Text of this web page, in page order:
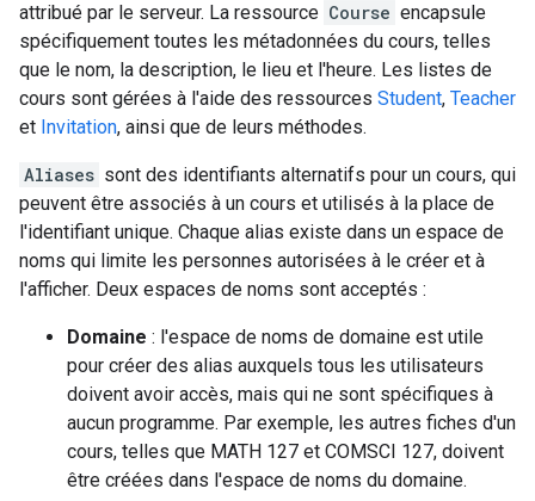
attribué par le serveur. La ressource Course encapsule
spécifiquement toutes les métadonnées du cours, telles
que le nom, la description, le lieu et l'heure. Les listes de
cours sont gérées à l'aide des ressources Student, Teacher
et Invitation, ainsi que de leurs méthodes.
Aliases sont des identifiants alternatifs pour un cours, qui
peuvent être associés à un cours et utilisés à la place de
l'identifiant unique. Chaque alias existe dans un espace de
noms qui limite les personnes autorisées à le créer et à
l'afficher. Deux espaces de noms sont acceptés :
Domaine : l'espace de noms de domaine est utile
pour créer des alias auxquels tous les utilisateurs
doivent avoir accès, mais qui ne sont spécifiques à
aucun programme. Par exemple, les autres fiches d'un
cours, telles que MATH 127 et COMSCI 127, doivent
être créées dans l'espace de noms du domaine.